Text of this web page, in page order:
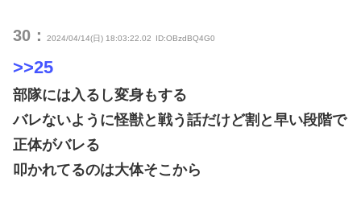
30： 2024/04/14(日) 18:03:22.02 ID:OBzdBQ4G0
>>25
部隊には入るし変身もする
バレないように怪獣と戦う話だけど割と早い段階で
正体がバレる
叩かれてるのは大体そこから